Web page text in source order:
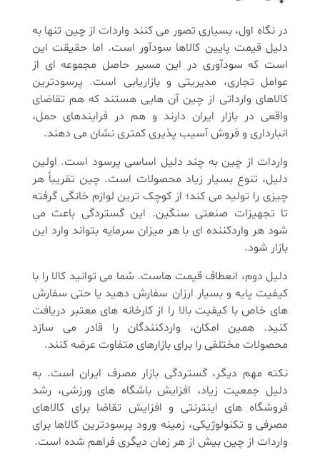
در نگاه اول، بسیاری تصور می کنند واردات از چین تنها به
دلیل قیمت پایین کالاها سودآور است. اما حقیقت این
است که سودآوری در این مسیر حاصل مجموعه ای از
عوامل تجاری، مدیریتی و بازاریابی است. پرسودترین
کالاهای وارداتی از چین آن هایی هستند که هم تقاضای
واقعی در بازار ایران دارند و هم در فرایندهای حمل،
انبارداری و فروش آسیب پذیری کمتری نشان می دهند.
واردات از چین به چند دلیل اساسی پرسود است. اولین
دلیل، تنوع بسیار زیاد محصولات است. چین تقریباً هر
چیزی را تولید می کند؛ از کوچک ترین لوازم خانگی گرفته
تا تجهیزات صنعتی سنگین. این گستردگی باعث می
شود هر واردکننده ای با هر میزان سرمایه بتواند وارد این
بازار شود.
دلیل دوم، انعطاف قیمت هاست. شما می توانید کالا را با
کیفیت پایه و بسیار ارزان سفارش دهید یا حتی سفارش
های خاص با کیفیت بالا را از کارخانه های معتبر دریافت
کنید. همین امکان، واردکنندگان را قادر می سازد
محصولات مختلفی را برای بازارهای متفاوت عرضه کنند.
نکته مهم دیگر، گستردگی بازار مصرف ایران است. به
دلیل جمعیت زیاد، افزایش باشگاه های ورزشی، رشد
فروشگاه های اینترنتی و افزایش تقاضا برای کالاهای
مصرفی و تکنولوژیکی، زمینه ورود پرسودترین کالاها برای
واردات از چین بیش از هر زمان دیگری فراهم شده است.